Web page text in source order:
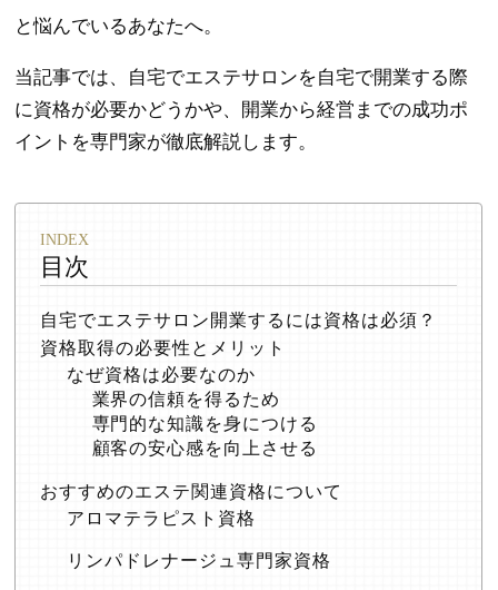
と悩んでいるあなたへ。
当記事では、自宅でエステサロンを自宅で開業する際
に資格が必要かどうかや、開業から経営までの成功ポ
イントを専門家が徹底解説します。
目次
自宅でエステサロン開業するには資格は必須？
資格取得の必要性とメリット
なぜ資格は必要なのか
業界の信頼を得るため
専門的な知識を身につける
顧客の安心感を向上させる
おすすめのエステ関連資格について
アロマテラピスト資格
リンパドレナージュ専門家資格